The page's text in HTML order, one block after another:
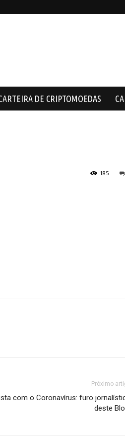
DE CRIPTOMOEDAS
185
Próximo
com o Coronavírus: furo
deste